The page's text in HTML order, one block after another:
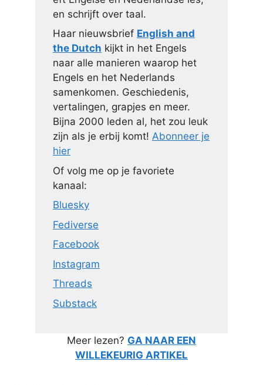
en schrijft over taal.
Haar nieuwsbrief English and
the Dutch kijkt in het Engels
naar alle manieren waarop het
Engels en het Nederlands
samenkomen. Geschiedenis,
vertalingen, grapjes en meer.
Bijna 2000 leden al, het zou leuk
zijn als je erbij komt! Abonneer je
hier
Of volg me op je favoriete
kanaal:
Bluesky
Fediverse
Facebook
Instagram
Threads
Substack
Meer lezen? GA NAAR EEN
WILLEKEURIG ARTIKEL